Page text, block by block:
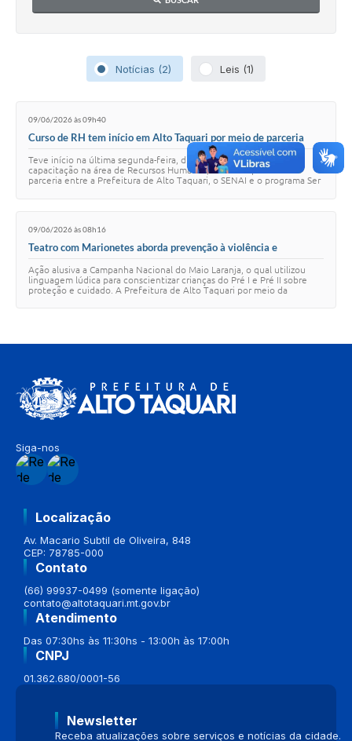
Notícias (2) Leis (1)
09/06/2026 às 09h40
Curso de RH tem início em Alto Taquari por meio de parceria
entre SENAI, Prefeitura e Ser Família Capacita
Teve início na última segunda-feira, dia 08 de junho, o curso de
capacitação na área de Recursos Humanos, realizado por meio da
parceria entre a Prefeitura de Alto Taquari, o SENAI e o programa Ser
09/06/2026 às 08h16
Teatro com Marionetes aborda prevenção à violência e
Taquari
Ação alusiva a Campanha Nacional do Maio Laranja, o qual utilizou
linguagem lúdica para conscientizar crianças do Pré I e Pré II sobre
proteção e cuidado. A Prefeitura de Alto Taquari por meio da
Siga-nos
Localização
Av. Macario Subtil de Oliveira, 848
CEP: 78785-000
Contato
(66) 99937-0499 (somente ligação)
contato@altotaquari.mt.gov.br
Atendimento
Das 07:30hs às 11:30hs - 13:00h às 17:00h
CNPJ
01.362.680/0001-56
Newsletter
Receba atualizações sobre serviços e notícias da cidade.